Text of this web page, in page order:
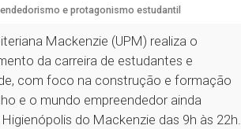
e protagonismo estudantil
Mackenzie (UPM) realiza o
da carreira de estudantes e
com foco na construção e formação
e o mundo empreendedor ainda
Higienópolis do Mackenzie das 9h às 22h.